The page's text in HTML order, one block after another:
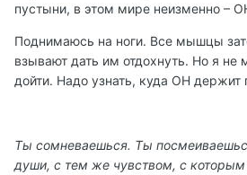
пустыни, в этом мире неизменно –
Поднимаюсь на ноги. Все мышцы
взывают дать им отдохнуть. Но я не
дойти. Надо узнать, куда ОН держит
Ты сомневаешься. Ты
души, с тем же чувством, с